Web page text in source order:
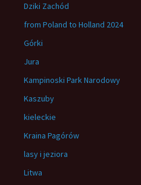
Dziki Zachód
from Poland to Holland 2024
Górki
Jura
Kampinoski Park Narodowy
Kaszuby
kieleckie
Kraina Pagórów
lasy i jeziora
Litwa